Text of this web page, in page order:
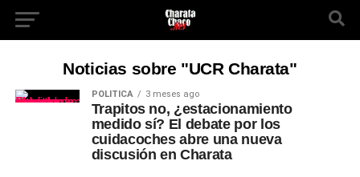
Noticias sobre "UCR Charata"
POLÍTICA 3 meses ago
Trapitos no, ¿estacionamiento
medido sí? El debate por los
cuidacoches abre una nueva
discusión en Charata